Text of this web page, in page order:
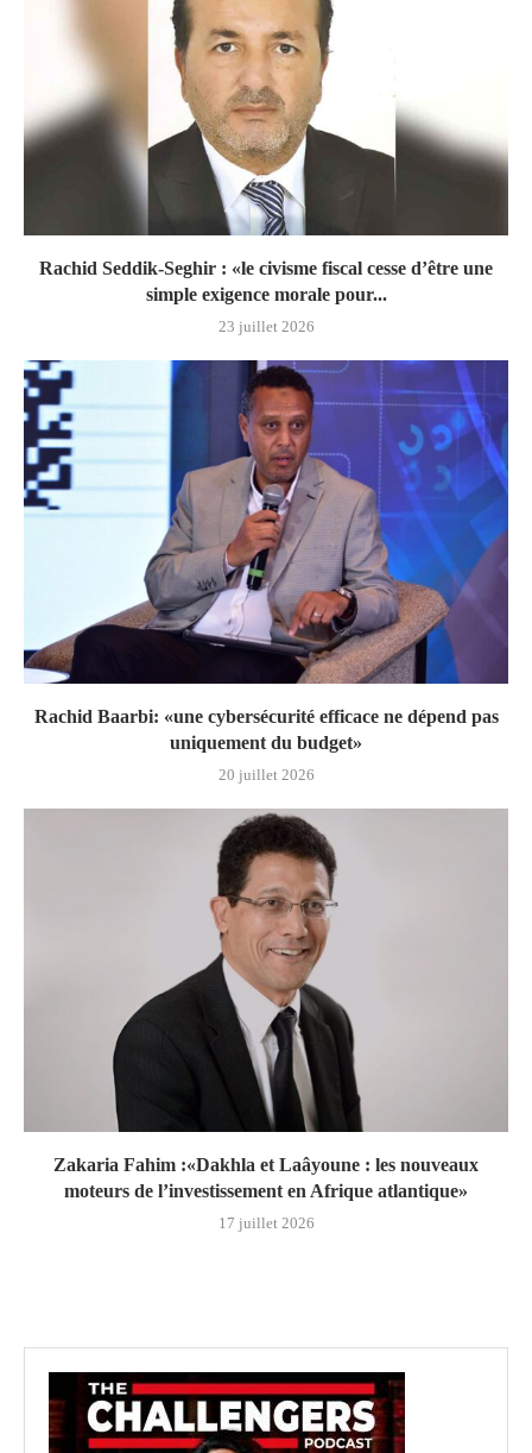
Rachid Seddik-Seghir : «le civisme fiscal cesse d’être une
simple exigence morale pour...
23 juillet 2026
Rachid Baarbi: «une cybersécurité efficace ne dépend pas
uniquement du budget»
20 juillet 2026
Zakaria Fahim :«Dakhla et Laâyoune : les nouveaux
moteurs de l’investissement en Afrique atlantique»
17 juillet 2026